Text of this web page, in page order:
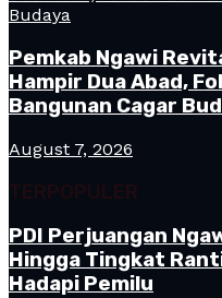
Pemkab Ngawi
Hampir Dua Abad,
Bangunan Cagar
August 7, 2026
TERPOPULER
PDI Perjuangan
Hingga Tingkat
Hadapi Pemilu